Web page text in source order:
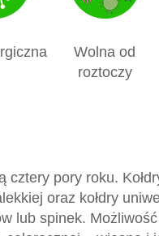
Wolna od
roztoczy
cztery pory roku.
oraz kołdry
lub spinek.